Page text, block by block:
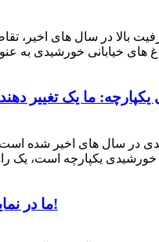
بالا در سال های اخیر،
ما یک تغییر
در سال های اخیر شده
ما در نمایشگاه بین المللی روشنایی ویتنام شرکت کردیم!